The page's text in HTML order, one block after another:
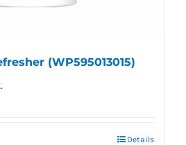
(WP595013015)
Details